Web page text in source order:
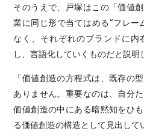
そのうえで、戸塚はこの「価値
業に同じ形で当てはめる“フレー
なく、それぞれのブランドに内
し、言語化していくものだと説明
「価値創造の方程式は、既存の
ありません。重要なのは、自分
価値創造の中にある暗黙知をひ
る価値創造の構造として見出して